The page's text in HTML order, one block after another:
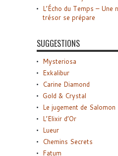
L’Écho du Temps – Une
trésor se prépare
SUGGESTIONS
Mysteriosa
Exkalibur
Carine Diamond
Gold & Crystal
Le jugement de Salomon
L’Elixir d’Or
Lueur
Chemins Secrets
Fatum